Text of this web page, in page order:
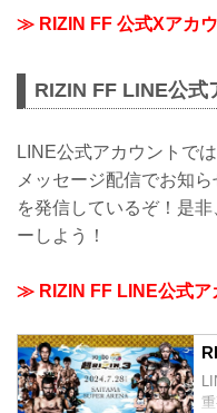
≫ RIZIN FF 公式Xアカ
RIZIN FF LINE公式
LINE公式アカウントで
メッセージ配信でお知
を発信しているぞ！是
ーしよう！
≫ RIZIN FF LINE公式ア